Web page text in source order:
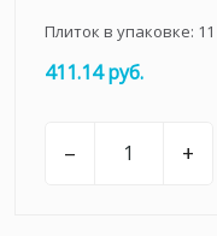
Плиток в упаковке: 11
411.14 руб.
– +